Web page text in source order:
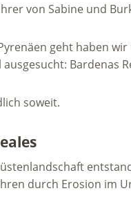
von Sabine und
geht haben wir
Bardenas
soweit.
durch Erosion im